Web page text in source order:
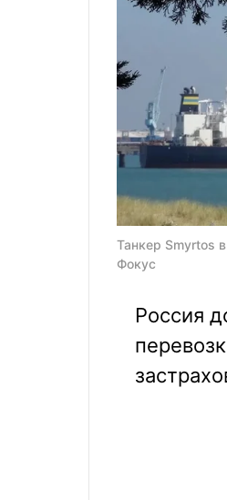
Танкер Smyrtos
Фокус
Россия